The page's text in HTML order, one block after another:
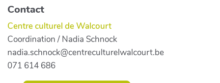
Contact
Centre culturel de Walcourt
Coordination / Nadia Schnock
nadia.schnock@centreculturelwalcourt.be
071 614 686